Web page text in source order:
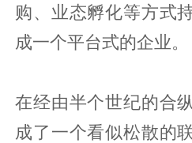
购、业态孵化等方式
成一个平台式的企业。
在经由半个世纪的合
成了一个看似松散的